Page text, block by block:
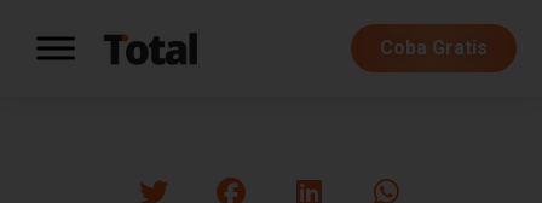
Coba Gratis